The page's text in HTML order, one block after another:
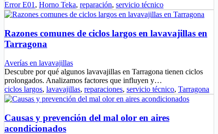
Error E01 , Horno Teka, reparación, servicio técnico
Razones comunes de ciclos largos en lavavajillas en
Tarragona
Averías en lavavajillas
Descubre por qué algunos lavavajillas en Tarragona tienen ciclos
prolongados. Analizamos factores que influyen y…
ciclos largos, lavavajillas, reparaciones, servicio técnico, Tarragona
Causas y prevención del mal olor en aires
acondicionados